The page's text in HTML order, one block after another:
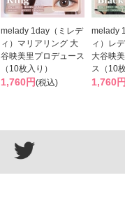
melady 1day（ミレデ
ィ）マリアリング 大
谷映美里プロデュース
（10枚入り）
1,760円(税込)
melady
ィ）レ
大谷映
ス（10
1,760